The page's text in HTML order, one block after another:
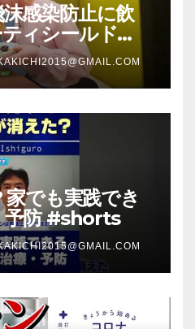
感染防止に飲
ィシールド
品）ＦＢＣ福井
の紹介映像
でも実践でき
予防 #shorts